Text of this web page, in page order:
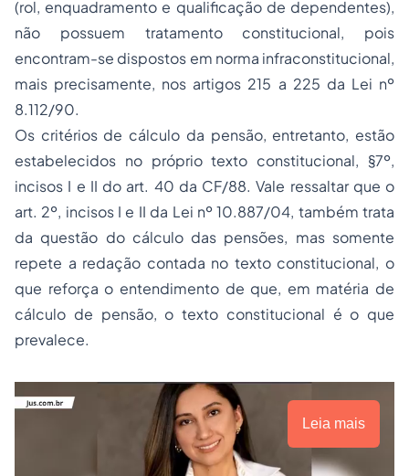
(rol, enquadramento e qualificação de dependentes),
não possuem tratamento constitucional, pois
encontram-se dispostos em norma infraconstitucional,
mais precisamente, nos artigos 215 a 225 da Lei nº
8.112/90.
Os critérios de cálculo da pensão, entretanto, estão
estabelecidos no próprio texto constitucional, §7º,
incisos I e II do art. 40 da CF/88. Vale ressaltar que o
art. 2º, incisos I e II da Lei nº 10.887/04, também trata
da questão do cálculo das pensões, mas somente
repete a redação contada no texto constitucional, o
que reforça o entendimento de que, em matéria de
cálculo de pensão, o texto constitucional é o que
prevalece.
Leia mais